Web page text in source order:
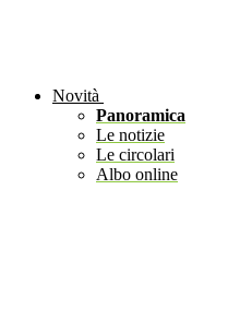
Novità
Panoramica
Le notizie
Le circolari
Albo online